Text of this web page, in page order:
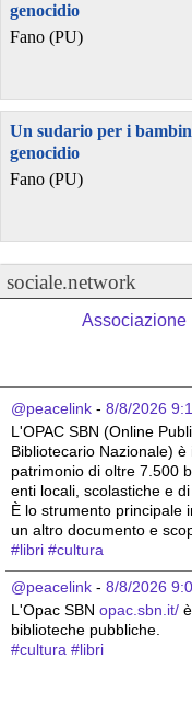
genocidio
Fano (PU)
Un sudario per i
genocidio
Fano (PU)
sociale.network
Associazione
@peacelink - 8/8/2026
L'OPAC SBN (Online
Bibliotecario Nazionale)
patrimonio di oltre 7.500
enti locali, scolastiche e
È lo strumento principale
un altro documento e
#libri #cultura
@peacelink - 8/8/2026
L'Opac SBN opac.sbn.it/
biblioteche pubbliche.
#cultura #libri